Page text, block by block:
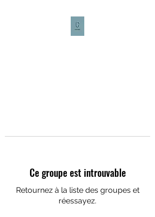
Ce groupe est introuvable
Retournez à la liste des groupes et
réessayez.